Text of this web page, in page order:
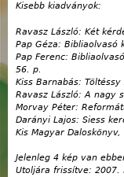
Kisebb kiadványok:
Ravasz László: Két
Pap Géza: Bibliaolvasó
Pap Ferenc:
56. p.
Kiss Barnabás:
Ravasz László: A nagy
Morvay Péter:
Darányi Lajos: Siess
Kis Magyar
Jelenleg 4 kép van
Utoljára frissítve: 2007.